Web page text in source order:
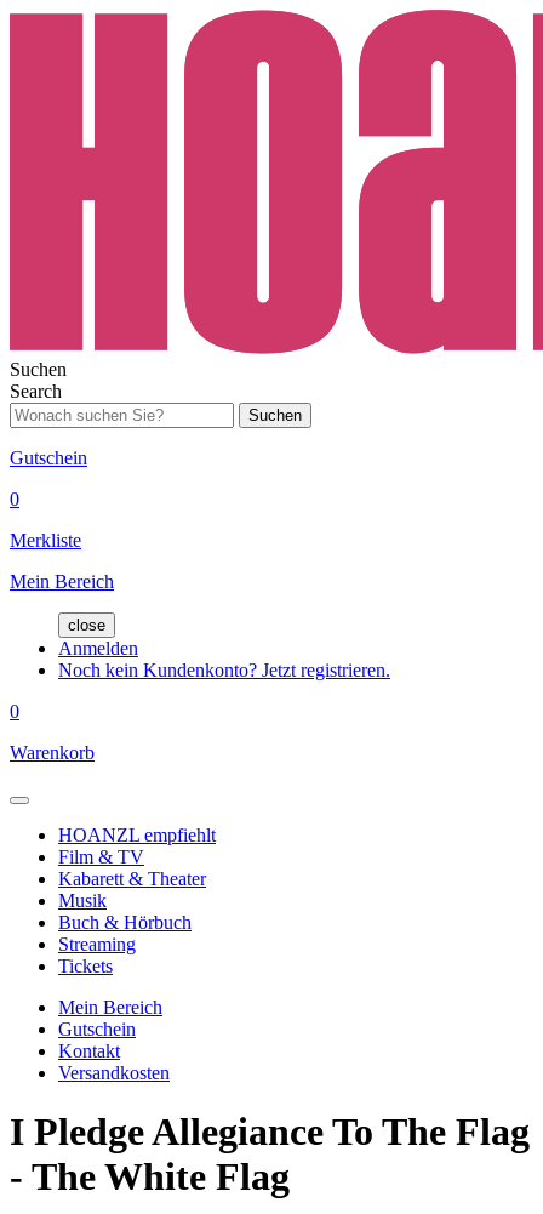
Suchen
Search
Suchen
Gutschein
0
Merkliste
Mein Bereich
close
Anmelden
Noch kein Kundenkonto? Jetzt registrieren.
0
Warenkorb
HOANZL empfiehlt
Film & TV
Kabarett & Theater
Musik
Buch & Hörbuch
Streaming
Tickets
Mein Bereich
Gutschein
Kontakt
Versandkosten
I Pledge Allegiance To The Flag
- The White Flag